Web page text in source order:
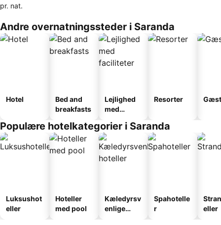
pr. nat.
Andre overnatningssteder i Saranda
Hotel
Bed and
breakfasts
Lejlighed
med
Resorter
Populære hotelkategorier i Saranda
Luksushot
eller
Hoteller
med pool
Kæledyrsv
enlige
Spahotelle
r
eller